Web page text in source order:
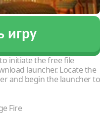
игру
initiate the free file
launcher. Locate the
and begin the launcher to
Fire